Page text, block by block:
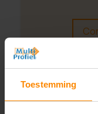
Toestemming